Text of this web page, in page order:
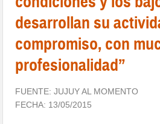
desarrollan su
compromiso, con
profesionalidad”
FUENTE: JUJUY AL MOMENTO
FECHA: 13/05/2015